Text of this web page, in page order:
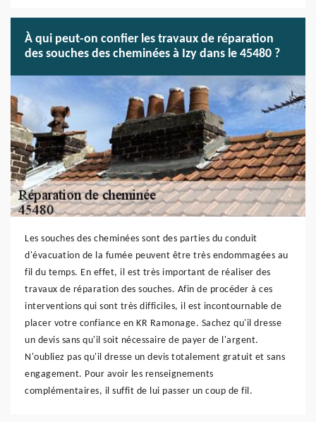
À qui peut-on confier les travaux de réparation
des souches des cheminées à Izy dans le 45480 ?
Les souches des cheminées sont des parties du conduit
d'évacuation de la fumée peuvent être très endommagées au
fil du temps. En effet, il est très important de réaliser des
travaux de réparation des souches. Afin de procéder à ces
interventions qui sont très difficiles, il est incontournable de
placer votre confiance en KR Ramonage. Sachez qu'il dresse
un devis sans qu'il soit nécessaire de payer de l'argent.
N'oubliez pas qu'il dresse un devis totalement gratuit et sans
engagement. Pour avoir les renseignements
complémentaires, il suffit de lui passer un coup de fil.